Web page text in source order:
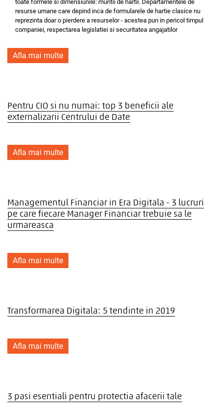
toate formele si dimensiunile: muntii de hartii. Departamentele de
resurse umane care depind inca de formularele de hartie clasice nu
reprezinta doar o pierdere a resurselor - acestea pun in pericol timpul
companiei, respectarea legislatiei si securitatea angajatilor
Afla mai multe
Pentru CIO si nu numai: top 3 beneficii ale
externalizarii Centrului de Date
Afla mai multe
Managementul Financiar in Era Digitala - 3 lucruri
pe care fiecare Manager Financiar trebuie sa le
urmareasca
Afla mai multe
Transformarea Digitala: 5 tendinte in 2019
Afla mai multe
3 pasi esentiali pentru protectia afacerii tale